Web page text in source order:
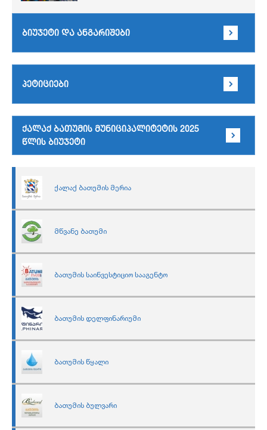
ბიუჯეტი და ანგარიშები
პეტიციები
ქალაქ ბათუმის მუნიციპალიტეტის 2025
წლის ბიუჯეტი
ქალაქ ბათუმის მერია
მწვანე ბათუმი
ბათუმის საინვესტიციო სააგენტო
ბათუმის დელფინარიუმი
ბათუმის წყალი
ბათუმის ბულვარი